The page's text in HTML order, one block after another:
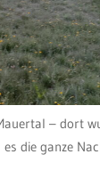
– dort
es die ganze